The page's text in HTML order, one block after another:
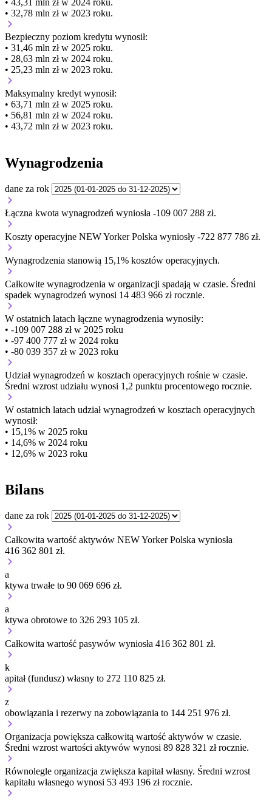
• 32,78 mln zł w 2023 roku.
Bezpieczny poziom kredytu wynosił:
• 31,46 mln zł w 2025 roku.
• 28,63 mln zł w 2024 roku.
• 25,23 mln zł w 2023 roku.
Maksymalny kredyt wynosił:
• 63,71 mln zł w 2025 roku.
• 56,81 mln zł w 2024 roku.
• 43,72 mln zł w 2023 roku.
Wynagrodzenia
dane za rok
Łączna kwota wynagrodzeń wyniosła -109 007 288 zł.
Koszty operacyjne NEW Yorker Polska wyniosły -722 877 786 zł.
Wynagrodzenia stanowią 15,1% kosztów operacyjnych.
Całkowite wynagrodzenia w organizacji spadają w czasie. Średni
spadek wynagrodzeń wynosi 14 483 966 zł rocznie.
W ostatnich latach łączne wynagrodzenia wynosiły:
• -109 007 288 zł w 2025 roku
• -97 400 777 zł w 2024 roku
• -80 039 357 zł w 2023 roku
Udział wynagrodzeń w kosztach operacyjnych rośnie w czasie.
Średni wzrost udziału wynosi 1,2 punktu procentowego rocznie.
W ostatnich latach udział wynagrodzeń w kosztach operacyjnych
wynosił:
• 15,1% w 2025 roku
• 14,6% w 2024 roku
• 12,6% w 2023 roku
Bilans
dane za rok
Całkowita wartość aktywów NEW Yorker Polska wyniosła
416 362 801 zł.
a
ktywa trwałe to 90 069 696 zł.
a
ktywa obrotowe to 326 293 105 zł.
Całkowita wartość pasywów wyniosła 416 362 801 zł.
k
apitał (fundusz) własny to 272 110 825 zł.
z
obowiązania i rezerwy na zobowiązania to 144 251 976 zł.
Organizacja powiększa całkowitą wartość aktywów w czasie.
Średni wzrost wartości aktywów wynosi 89 828 321 zł rocznie.
Równolegle organizacja zwiększa kapitał własny. Średni wzrost
kapitału własnego wynosi 53 493 196 zł rocznie.